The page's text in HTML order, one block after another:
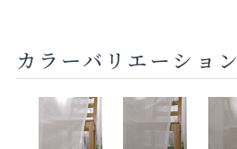
カラーバリエーション